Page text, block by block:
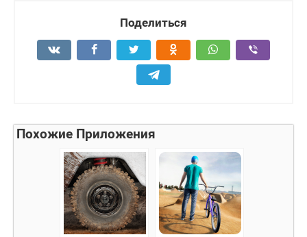
Поделиться
Похожие Приложения